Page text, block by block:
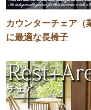
カウンターチェア（
に最適な長椅子